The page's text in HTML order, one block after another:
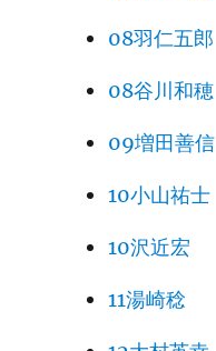
08羽仁五郎
08谷川和穂
09増田善信
10小山祐士
10沢近宏
11湯崎稔